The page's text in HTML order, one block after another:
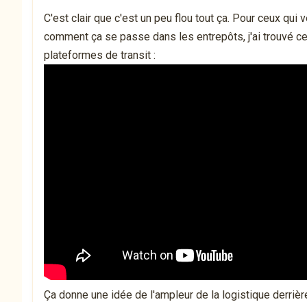
C'est clair que c'est un peu flou tout ça. Pour ceux qui
comment ça se passe dans les entrepôts, j'ai trouvé
plateformes de transit :
Ça donne une idée de l'ampleur de la logistique